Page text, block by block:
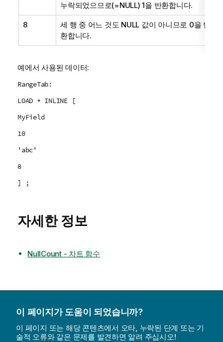
누락되었으므로(=NULL) 1을 반환합니다.
8 세 행 중 어느 것도 NULL 값이 아니므로 0을 반
환합니다.
예에서 사용된 데이터:
RangeTab:
LOAD * INLINE [
MyField
10
'abc'
8
] ;
자세한 정보
NullCount - 차트 함수
이 페이지가 도움이 되었습니까?
이 페이지 또는 해당 콘텐츠에서 오타, 누락된 단계 또는 기
술적 오류와 같은 문제를 발견하면 알려 주십시오!